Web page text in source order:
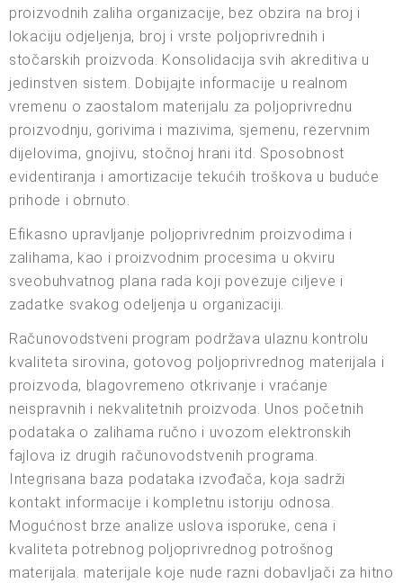
proizvodnih zaliha organizacije, bez obzira na broj i
lokaciju odjeljenja, broj i vrste poljoprivrednih i
stočarskih proizvoda. Konsolidacija svih akreditiva u
jedinstven sistem. Dobijajte informacije u realnom
vremenu o zaostalom materijalu za poljoprivrednu
proizvodnju, gorivima i mazivima, sjemenu, rezervnim
dijelovima, gnojivu, stočnoj hrani itd. Sposobnost
evidentiranja i amortizacije tekućih troškova u buduće
prihode i obrnuto.
Efikasno upravljanje poljoprivrednim proizvodima i
zalihama, kao i proizvodnim procesima u okviru
sveobuhvatnog plana rada koji povezuje ciljeve i
zadatke svakog odeljenja u organizaciji.
Računovodstveni program podržava ulaznu kontrolu
kvaliteta sirovina, gotovog poljoprivrednog materijala i
proizvoda, blagovremeno otkrivanje i vraćanje
neispravnih i nekvalitetnih proizvoda. Unos početnih
podataka o zalihama ručno i uvozom elektronskih
fajlova iz drugih računovodstvenih programa.
Integrisana baza podataka izvođača, koja sadrži
kontakt informacije i kompletnu istoriju odnosa.
Mogućnost brze analize uslova isporuke, cena i
kvaliteta potrebnog poljoprivrednog potrošnog
materijala. materijale koje nude razni dobavljači za hitno